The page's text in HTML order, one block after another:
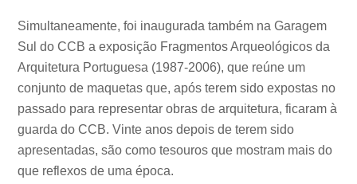
Simultaneamente, foi inaugurada também na Garagem
Sul do CCB a exposição Fragmentos Arqueológicos da
Arquitetura Portuguesa (1987-2006), que reúne um
conjunto de maquetas que, após terem sido expostas no
passado para representar obras de arquitetura, ficaram à
guarda do CCB. Vinte anos depois de terem sido
apresentadas, são como tesouros que mostram mais do
que reflexos de uma época.